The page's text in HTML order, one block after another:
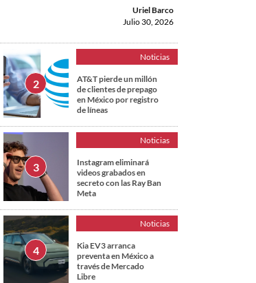
Uriel Barco
Julio 30, 2026
Noticias
AT&T pierde un millón
de clientes de prepago
en México por registro
de líneas
Noticias
Instagram eliminará
videos grabados en
secreto con las Ray Ban
Meta
Noticias
Kia EV3 arranca
preventa en México a
través de Mercado
Libre